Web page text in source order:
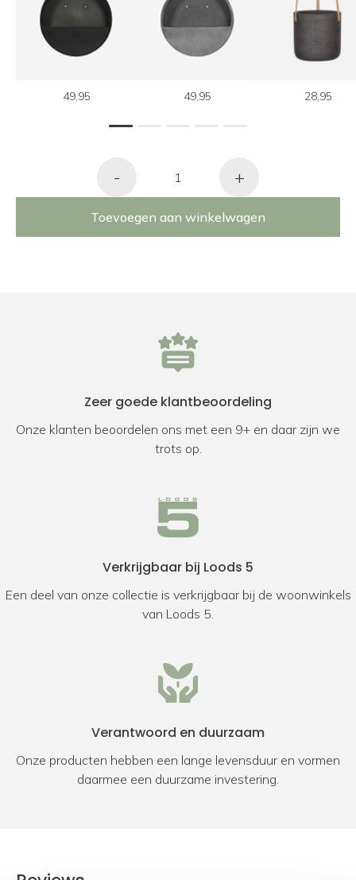
49,95 49,95 28,95
1
- +
Toevoegen aan winkelwagen
Zeer goede klantbeoordeling
Onze klanten beoordelen ons met een 9+ en daar zijn we
trots op.
Verkrijgbaar bij Loods 5
Een deel van onze collectie is verkrijgbaar bij de woonwinkels
van Loods 5.
Verantwoord en duurzaam
Onze producten hebben een lange levensduur en vormen
daarmee een duurzame investering.